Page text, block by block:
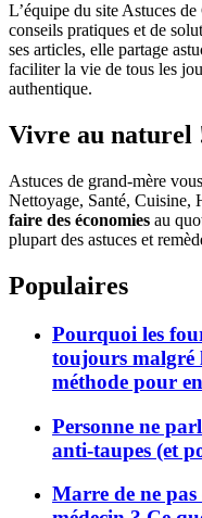
L’équipe du site Astuces
conseils pratiques et de
ses articles, elle partage
faciliter la vie de tous les
authentique.
Vivre au naturel
Astuces de grand-mère
Nettoyage, Santé,
faire des économies au
plupart des astuces et
Populaires
Pourquoi les
toujours malgré
méthode pour
Personne ne
anti-taupes (et
Marre de ne pas